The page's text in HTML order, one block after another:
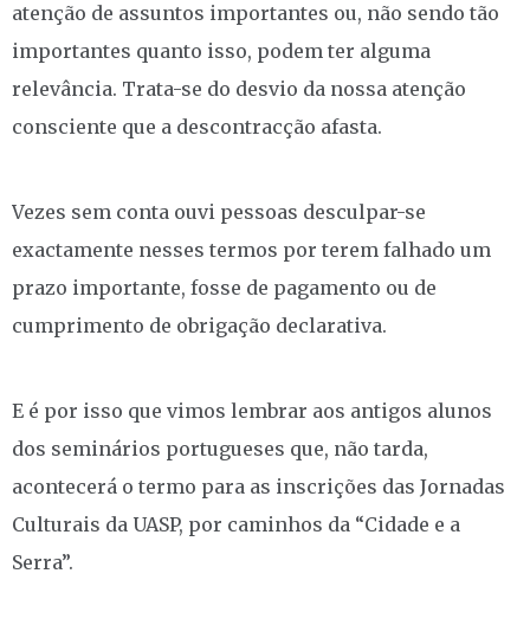
atenção de assuntos importantes ou, não sendo tão
importantes quanto isso, podem ter alguma
relevância. Trata-se do desvio da nossa atenção
consciente que a descontracção afasta.
Vezes sem conta ouvi pessoas desculpar-se
exactamente nesses termos por terem falhado um
prazo importante, fosse de pagamento ou de
cumprimento de obrigação declarativa.
E é por isso que vimos lembrar aos antigos alunos
dos seminários portugueses que, não tarda,
acontecerá o termo para as inscrições das Jornadas
Culturais da UASP, por caminhos da “Cidade e a
Serra”.